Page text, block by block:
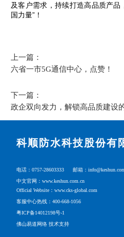
及客户需求，持续打造高品质产品
国力量”！
上一篇：
六省一市5G通信中心，点赞！
下一篇：
政企双向发力，解锁高品质建设
科顺防水科技股份有
电话：0757-28603333
邮箱：
中文官网：www.keshun.com.cn
Official Website：www.cks-global.com
客服中心热线：400-668-1056
粤ICP备14012198号-1
佛山易道网络 技术支持